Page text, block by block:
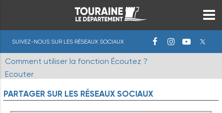
SUIVEZ-NOUS SUR LES RÉSEAUX SOCIAUX
Comment utiliser la fonction Écoutez ?
Ecouter
PARTAGER SUR LES RÉSEAUX SOCIAUX